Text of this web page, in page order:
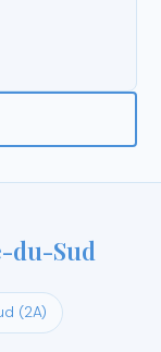
du-Sud
(2A)